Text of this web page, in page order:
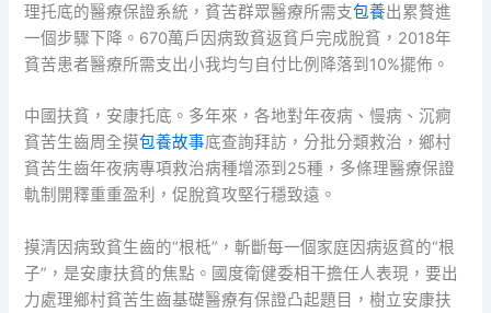
理托底的醫療保證系統，貧苦群眾醫療所需支包養出累贅進
一個步驟下降。670萬戶因病致貧返貧戶完成脫貧，2018年
貧苦患者醫療所需支出小我均勻自付比例降落到10%擺佈。
中國扶貧，安康托底。多年來，各地對年夜病、慢病、沉痾
貧苦生齒周全摸包養故事底查詢拜訪，分批分類救治，鄉村
貧苦生齒年夜病專項救治病種增添到25種，多條理醫療保證
軌制開釋重重盈利，促脫貧攻堅行穩致遠。
摸清因病致貧生齒的“根柢”，斬斷每一個家庭因病返貧的“根
子”，是安康扶貧的焦點。國度衛健委相干擔任人表現，要出
力處理鄉村貧苦生齒基礎醫療有保證凸起題目，樹立安康扶